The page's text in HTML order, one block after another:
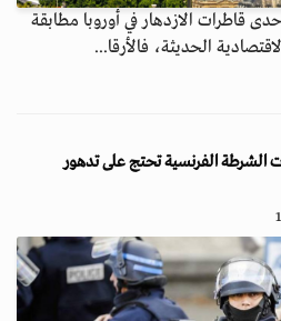
قاطرات الازدهار في أوروبا مطابقة
الحديثة، فالأرقا...
الشرطة الفرنسية تحتج على تدهور